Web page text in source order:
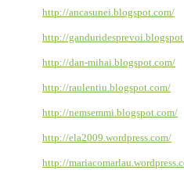
http://ancasunei.blogspot.com/
http://
http://dan-mihai.blogspot.com/
http://raulentiu.blogspot.com/
http://nemsemmi.blogspot.com/
http://ela2009.wordpress.com/
http://